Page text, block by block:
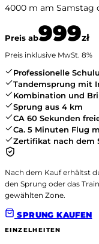
4000 m am Samstag
Preis ab999zł
Preis inklusive MwSt. 8%
Professionelle
Tandemsprung mit
Kombination und
Sprung aus 4 km
CA 60 Sekunden
Ca. 5 Minuten Flug
Zertifikat nach dem
Nach dem Kauf erhältst
den Sprung oder das
gewählten Zone.
SPRUNG KAUFEN
EINZELHEITEN